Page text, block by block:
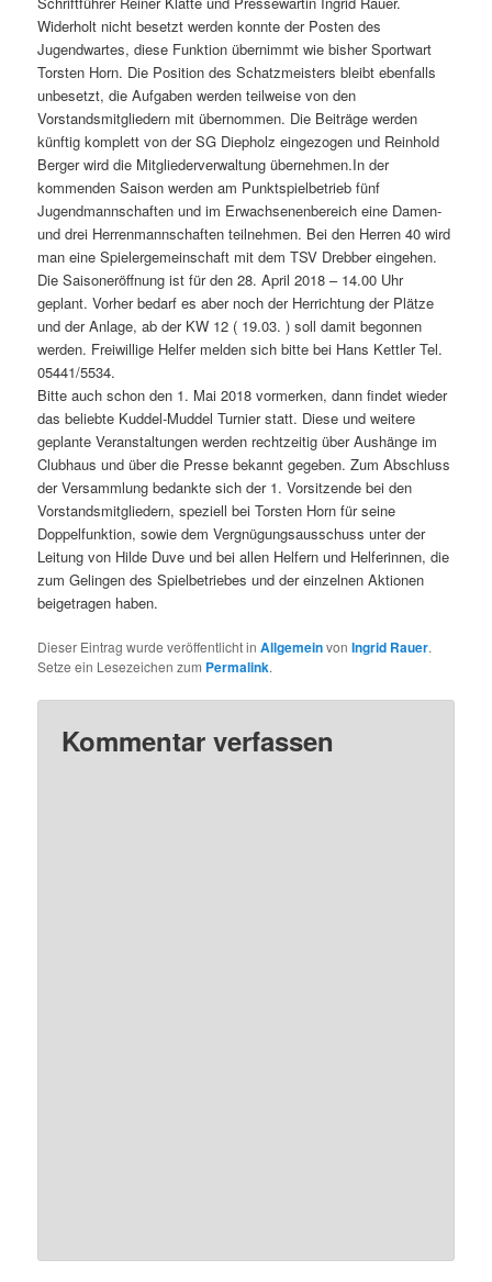
Widerholt nicht besetzt werden konnte der Posten des
Jugendwartes, diese Funktion übernimmt wie bisher Sportwart
Torsten Horn. Die Position des Schatzmeisters bleibt ebenfalls
unbesetzt, die Aufgaben werden teilweise von den
Vorstandsmitgliedern mit übernommen. Die Beiträge werden
künftig komplett von der SG Diepholz eingezogen und Reinhold
Berger wird die Mitgliederverwaltung übernehmen.In der
kommenden Saison werden am Punktspielbetrieb fünf
Jugendmannschaften und im Erwachsenenbereich eine Damen-
und drei Herrenmannschaften teilnehmen. Bei den Herren 40 wird
man eine Spielergemeinschaft mit dem TSV Drebber eingehen.
Die Saisoneröffnung ist für den 28. April 2018 – 14.00 Uhr
geplant. Vorher bedarf es aber noch der Herrichtung der Plätze
und der Anlage, ab der KW 12 ( 19.03. ) soll damit begonnen
werden. Freiwillige Helfer melden sich bitte bei Hans Kettler Tel.
05441/5534.
Bitte auch schon den 1. Mai 2018 vormerken, dann findet wieder
das beliebte Kuddel-Muddel Turnier statt. Diese und weitere
geplante Veranstaltungen werden rechtzeitig über Aushänge im
Clubhaus und über die Presse bekannt gegeben. Zum Abschluss
der Versammlung bedankte sich der 1. Vorsitzende bei den
Vorstandsmitgliedern, speziell bei Torsten Horn für seine
Doppelfunktion, sowie dem Vergnügungsausschuss unter der
Leitung von Hilde Duve und bei allen Helfern und Helferinnen, die
zum Gelingen des Spielbetriebes und der einzelnen Aktionen
beigetragen haben.
Dieser Eintrag wurde veröffentlicht inAllgemeinvonIngrid Rauer.
Setze ein Lesezeichen zum Permalink.
Kommentar verfassen